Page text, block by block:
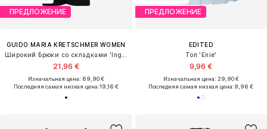
ПРЕДЛОЖЕНИЕ
GUIDO MARIA KRETSCHMER WOMEN
21,96 €
Изначальная цена: 69,90 €
Последняя самая низкая цена:19,16 €
ПРЕДЛОЖЕНИЕ
EDITED
Топ 'Enie'
9,96 €
Изначальная цена: 29,90 €
Последняя самая низкая цена:9,96 €